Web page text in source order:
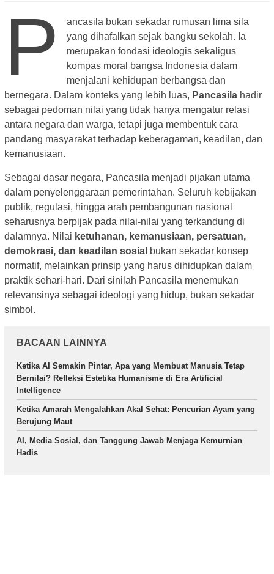
P
ancasila bukan sekadar rumusan lima sila
yang dihafalkan sejak bangku sekolah. Ia
merupakan fondasi ideologis sekaligus
kompas moral bangsa Indonesia dalam
menjalani kehidupan berbangsa dan
bernegara. Dalam konteks yang lebih luas, Pancasila hadir
sebagai pedoman nilai yang tidak hanya mengatur relasi
antara negara dan warga, tetapi juga membentuk cara
pandang masyarakat terhadap keberagaman, keadilan, dan
kemanusiaan.
Sebagai dasar negara, Pancasila menjadi pijakan utama
dalam penyelenggaraan pemerintahan. Seluruh kebijakan
publik, regulasi, hingga arah pembangunan nasional
seharusnya berpijak pada nilai-nilai yang terkandung di
dalamnya. Nilai ketuhanan, kemanusiaan, persatuan,
demokrasi, dan keadilan sosial bukan sekadar konsep
normatif, melainkan prinsip yang harus dihidupkan dalam
praktik sehari-hari. Dari sinilah Pancasila menemukan
relevansinya sebagai ideologi yang hidup, bukan sekadar
simbol.
BACAAN LAINNYA
Ketika AI Semakin Pintar, Apa yang Membuat Manusia Tetap
Bernilai? Refleksi Estetika Humanisme di Era Artificial
Intelligence
Ketika Amarah Mengalahkan Akal Sehat: Pencurian Ayam yang
Berujung Maut
AI, Media Sosial, dan Tanggung Jawab Menjaga Kemurnian
Hadis